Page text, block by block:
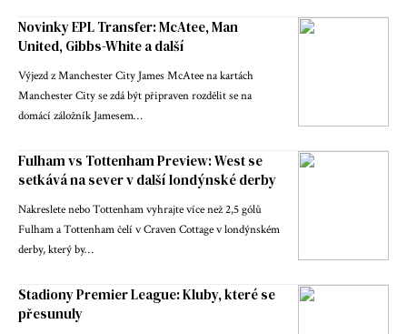
Novinky EPL Transfer: McAtee, Man
United, Gibbs-White a další
Výjezd z Manchester City James McAtee na kartách
Manchester City se zdá být připraven rozdělit se na
domácí záložník Jamesem…
Fulham vs Tottenham Preview: West se
setkává na sever v další londýnské derby
Nakreslete nebo Tottenham vyhrajte více než 2,5 gólů
Fulham a Tottenham čelí v Craven Cottage v londýnském
derby, který by…
Stadiony Premier League: Kluby, které se
přesunuly